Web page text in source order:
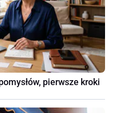
pierwsze kroki